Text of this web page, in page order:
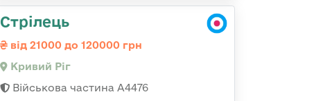
Стрілець
від 21000 до 120000 грн
Кривий Ріг
Військова частина А4476